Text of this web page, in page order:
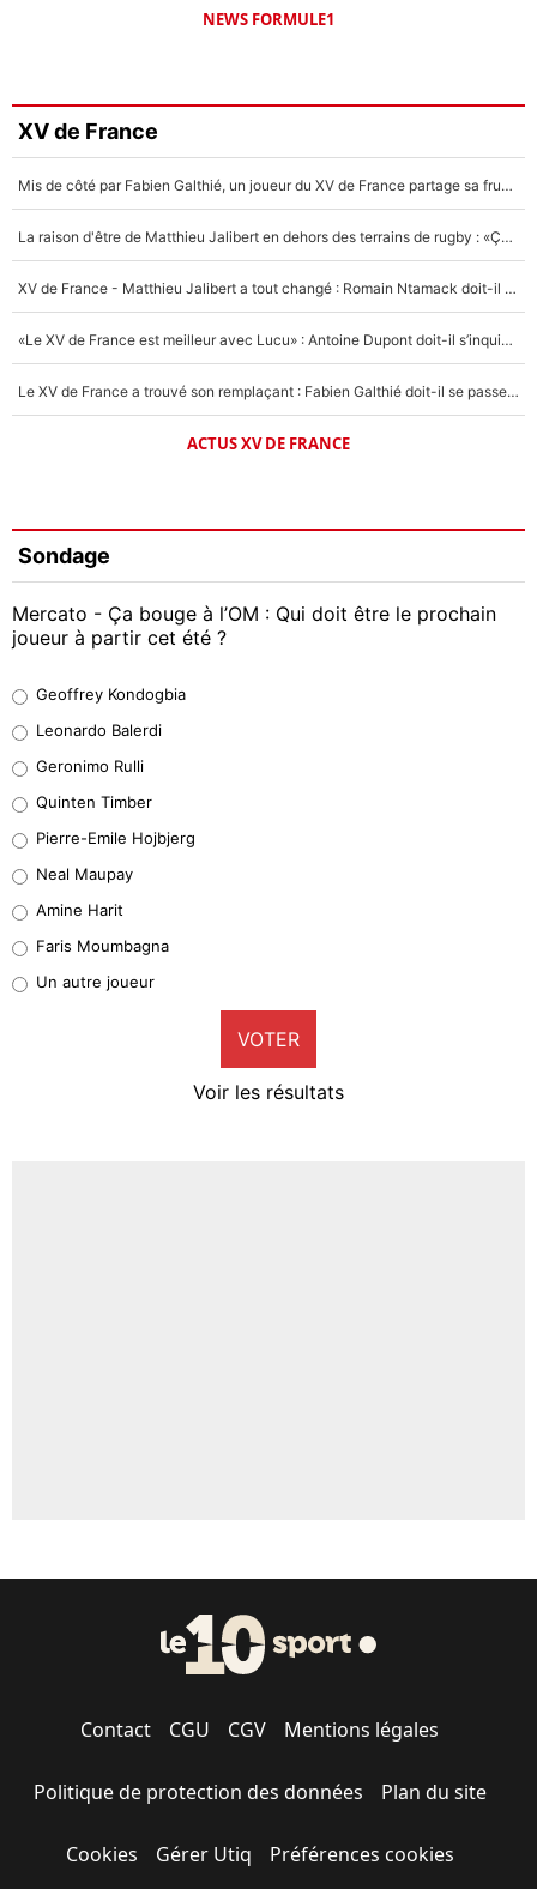
NEWS FORMULE1
XV de France
Mis de côté par Fabien Galthié, un joueur du XV de France partage sa frustration : «ils ne me l’ont pas dit tout de suite»
La raison d'être de Matthieu Jalibert en dehors des terrains de rugby : «Ça m'atteint autant que si tu touches à un membre de ma famille»
XV de France - Matthieu Jalibert a tout changé : Romain Ntamack doit-il s’inquiéter pour sa place à un an de la Coupe du monde ?
«Le XV de France est meilleur avec Lucu» : Antoine Dupont doit-il s’inquiéter pour sa place ?
Le XV de France a trouvé son remplaçant : Fabien Galthié doit-il se passer d'Antoine Dupont ?
ACTUS XV DE FRANCE
Sondage
Mercato - Ça bouge à l’OM : Qui doit être le prochain
joueur à partir cet été ?
38%
32%
5%
1%
9%
Geoffrey Kondogbia
Leonardo Balerdi
Geronimo Rulli
Quinten Timber
Pierre-Emile Hojbjerg
Neal Maupay
Amine Harit
Faris Moumbagna
Un autre joueur
VOTER
Voir les résultats
Contact CGU CGV Mentions légales
Politique de protection des données Plan du site
Cookies Gérer Utiq Préférences cookies